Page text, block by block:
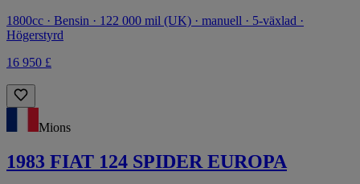
1800cc · Bensin · 122 000 mil (UK) · manuell · 5-växlad ·
Högerstyrd
16 950 £
Mions
1983 FIAT 124 SPIDER EUROPA